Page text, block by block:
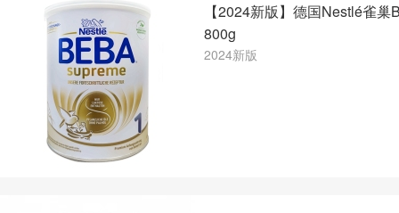
【2024新版】德国Nestlé雀
800g
2024新版